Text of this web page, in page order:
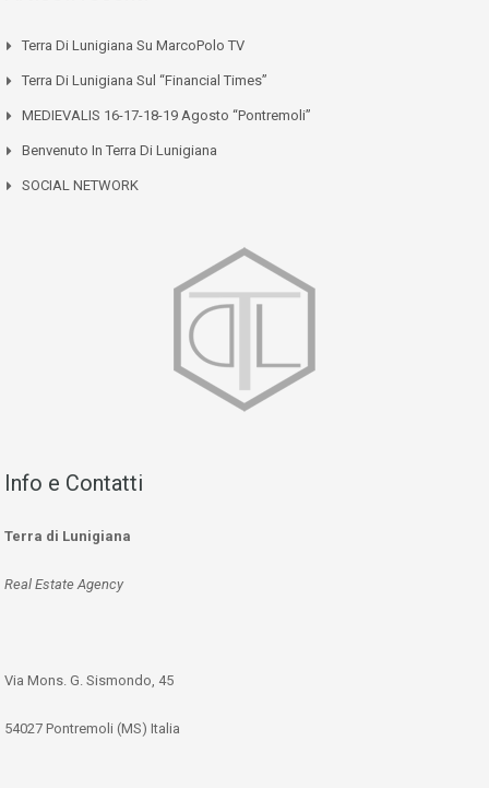
Terra Di Lunigiana Su MarcoPolo TV
Terra Di Lunigiana Sul “Financial Times”
MEDIEVALIS 16-17-18-19 Agosto “Pontremoli”
Benvenuto In Terra Di Lunigiana
SOCIAL NETWORK
Info e Contatti
Terra di Lunigiana
Real Estate Agency
Via Mons. G. Sismondo, 45
54027 Pontremoli (MS) Italia